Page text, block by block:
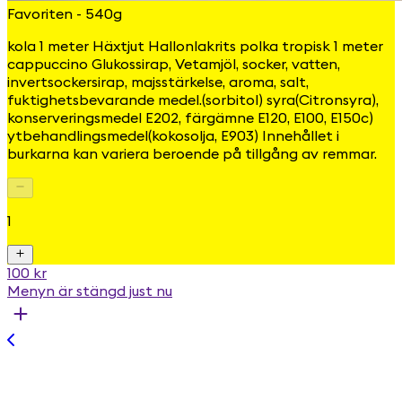
Favoriten - 540g
kola 1 meter Häxtjut Hallonlakrits polka tropisk 1 meter
cappuccino Glukossirap, Vetamjöl, socker, vatten,
invertsockersirap, majsstärkelse, aroma, salt,
fuktighetsbevarande medel.(sorbitol) syra(Citronsyra),
konserveringsmedel E202, färgämne E120, E100, E150c)
ytbehandlingsmedel(kokosolja, E903) Innehållet i
burkarna kan variera beroende på tillgång av remmar.
1
100 kr
Menyn är stängd just nu